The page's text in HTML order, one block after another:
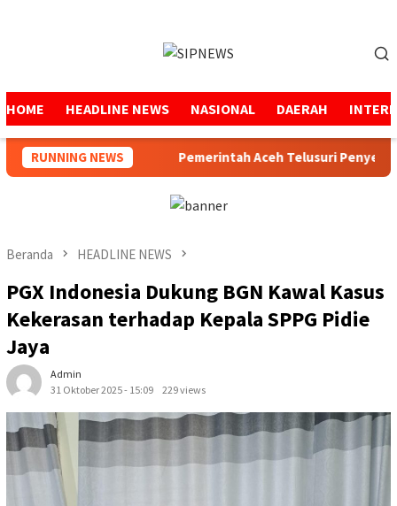
HOME HEADLINE NEWS NASIONAL DAERAH
RUNNING NEWS
SPS Aceh Pemerintah Aceh Telusuri Penyebab
Beranda HEADLINE NEWS
PGX Indonesia Dukung BGN Kawal Kasus
Kekerasan terhadap Kepala SPPG Pidie
Jaya
Admin
31 Oktober 2025 - 15:09
229 views